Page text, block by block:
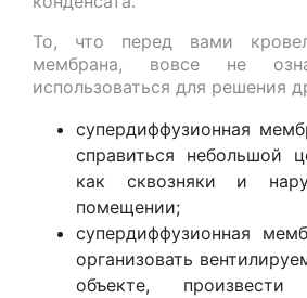
То, что перед вами
мембрана, вовсе не
использоваться для решения
супердиффузионная
справиться небольшой
как сквозняки и
помещении;
супердиффузионная
организовать
объекте,